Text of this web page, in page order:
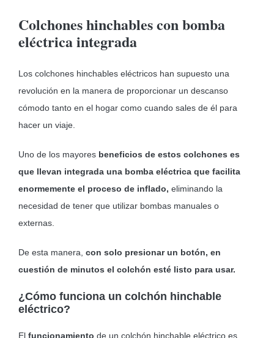
Colchones hinchables con bomba
eléctrica integrada
Los colchones hinchables eléctricos han supuesto una
revolución en la manera de proporcionar un descanso
cómodo tanto en el hogar como cuando sales de él para
hacer un viaje.
Uno de los mayores beneficios de estos colchones es
que llevan integrada una bomba eléctrica que facilita
enormemente el proceso de inflado, eliminando la
necesidad de tener que utilizar bombas manuales o
externas.
De esta manera, con solo presionar un botón, en
cuestión de minutos el colchón esté listo para usar.
¿Cómo funciona un colchón hinchable
eléctrico?
El funcionamiento de un colchón hinchable eléctrico es